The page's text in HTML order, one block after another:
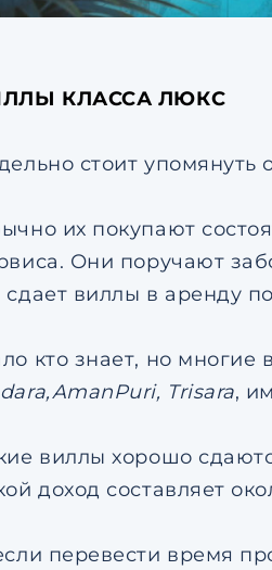
КЛАССА ЛЮКС
стоит упомянуть
их покупают
Они поручают
виллы в аренду
кто знает, но многие
Trisara,
виллы хорошо
доход составляет
перевести время